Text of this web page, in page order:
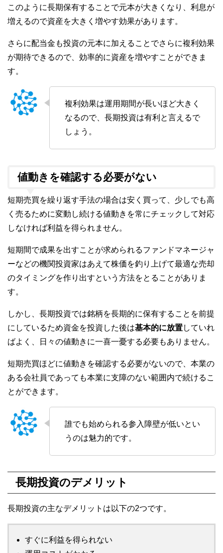
このように長期保有することで元本が大きくなり、利息が
増えるので資産を大きく増やす効果があります。
さらに配当金も投資の元本に加えることでさらに複利効果
が期待できるので、効率的に資産を増やすことができま
す。
複利効果は運用期間が長いほど大きく
なるので、長期投資は有利と言えるで
しょう。
値動きを確認する必要がない
短期売買を繰り返す手法の場合は安く買って、少しでも高
く売るために変動し続ける値動きを常にチェックして対応
しなければ利益を得られません。
短期間で成果を出すことが求められるファンドマネージャ
ーなどの機関投資家はあえて株価を釣り上げて最適な売却
のタイミングを作り出すという方法をとることがありま
す。
しかし、長期投資では銘柄を長期的に保有することを前提
にしているため資金を投資した後は基本的に放置していれ
ばよく、日々の値動きに一喜一憂する必要もありません。
短期売買ほどに値動きを確認する必要がないので、本業の
ある会社員であっても本業に支障のない範囲内で続けるこ
とができます。
誰でも始められる参入障壁が低いとい
うのは魅力的です。
長期投資のデメリット
長期投資の主なデメリットは以下の2つです。
すぐに利益を得られない